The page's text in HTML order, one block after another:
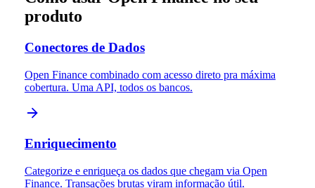
produto
Conectores de Dados
Open Finance combinado com acesso direto pra máxima
cobertura. Uma API, todos os bancos.
Enriquecimento
Categorize e enriqueça os dados que chegam via Open
Finance. Transações brutas viram informação útil.